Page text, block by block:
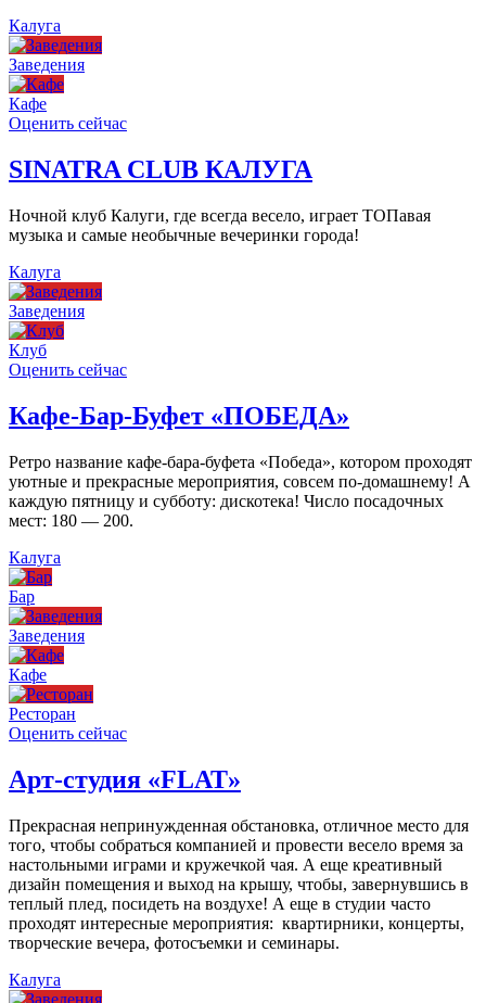
Калуга
Заведения
Кафе
Оценить сейчас
SINATRA CLUB КАЛУГА
Ночной клуб Калуги, где всегда весело, играет ТОПавая
музыка и самые необычные вечеринки города!
Калуга
Заведения
Клуб
Оценить сейчас
Кафе-Бар-Буфет «ПОБЕДА»
Ретро название кафе-бара-буфета «Победа», котором проходят
уютные и прекрасные мероприятия, совсем по-домашнему! А
каждую пятницу и субботу: дискотека! Число посадочных
мест: 180 — 200.
Калуга
Бар
Заведения
Кафе
Ресторан
Оценить сейчас
Арт-студия «FLAT»
Прекрасная непринужденная обстановка, отличное место для
того, чтобы собраться компанией и провести весело время за
настольными играми и кружечкой чая. А еще креативный
дизайн помещения и выход на крышу, чтобы, завернувшись в
теплый плед, посидеть на воздухе! А еще в студии часто
проходят интересные мероприятия: квартирники, концерты,
творческие вечера, фотосъемки и семинары.
Калуга